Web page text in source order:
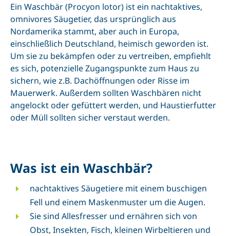
Ein Waschbär (Procyon lotor) ist ein nachtaktives,
omnivores Säugetier, das ursprünglich aus
Nordamerika stammt, aber auch in Europa,
einschließlich Deutschland, heimisch geworden ist.
Um sie zu bekämpfen oder zu vertreiben, empfiehlt
es sich, potenzielle Zugangspunkte zum Haus zu
sichern, wie z.B. Dachöffnungen oder Risse im
Mauerwerk. Außerdem sollten Waschbären nicht
angelockt oder gefüttert werden, und Haustierfutter
oder Müll sollten sicher verstaut werden.
Was ist ein Waschbär?
nachtaktives Säugetiere mit einem buschigen
Fell und einem Maskenmuster um die Augen.
Sie sind Allesfresser und ernähren sich von
Obst, Insekten, Fisch, kleinen Wirbeltieren und